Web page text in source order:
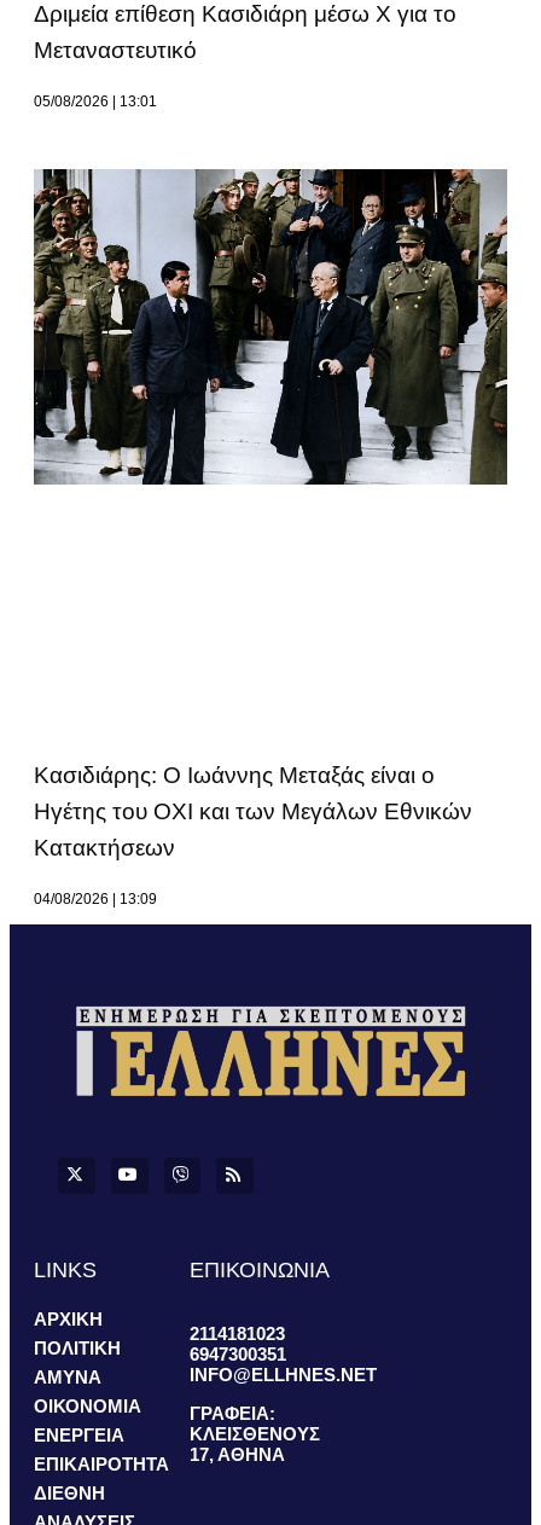
Δριμεία επίθεση Κασιδιάρη μέσω Χ για το
Μεταναστευτικό
05/08/2026 13:01
Κασιδιάρης: Ο Ιωάννης Μεταξάς είναι ο
Ηγέτης του ΟΧΙ και των Μεγάλων Εθνικών
Κατακτήσεων
04/08/2026 13:09
LINKS
ΑΡΧΙΚΗ
ΠΟΛΙΤΙΚΗ
ΑΜΥΝΑ
ΟΙΚΟΝΟΜΙΑ
ΕΝΕΡΓΕΙΑ
ΕΠΙΚΑΙΡΟΤΗΤΑ
ΔΙΕΘΝΗ
ΕΠΙΚΟΙΝΩΝΙΑ
2114181023
6947300351
INFO@ELLHNES.NET
ΓΡΑΦΕΙΑ:
ΚΛΕΙΣΘΕΝΟΥΣ
17, ΑΘΗΝΑ